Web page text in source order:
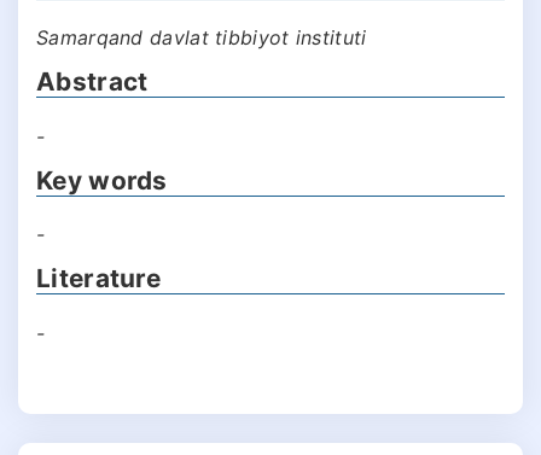
Samarqand davlat tibbiyot instituti
Abstract
-
Key words
-
Literature
-